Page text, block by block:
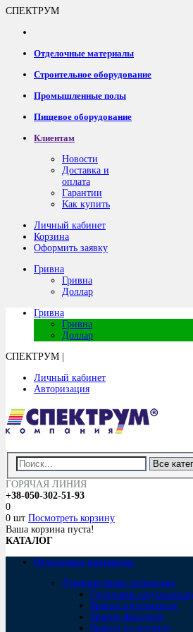
СПЕКТРУМ
Отделочные материалы
Строительное оборудование
Промышленные полы
Пищевое оборудование
Клиентам
Новости
Доставка и
оплата
Гарантии
Как купить
Личный кабинет
Корзина
Оформить заявку
Гривна
Гривна
Доллар
Гривна
Гривна
Доллар
СПЕКТРУМ
Личный кабинет
Авторизация
ГОРЯЧАЯ ЛИНИЯ
+38-050-302-51-93
0
0 шт Посмотреть корзину
Ваша корзина пуста!
КАТАЛОГ
Отделочные материалы
Лакокрасочные материалы
Грунтовки под
Краски интерьерные
Краски фасадные
Краски по металлу